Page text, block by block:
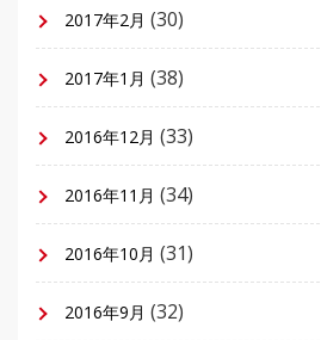
2017年2月 (30)
2017年1月 (38)
2016年12月 (33)
2016年11月 (34)
2016年10月 (31)
2016年9月 (32)